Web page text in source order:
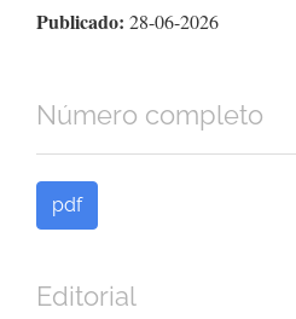
Publicado: 28-06-2026
Número completo
pdf
Editorial